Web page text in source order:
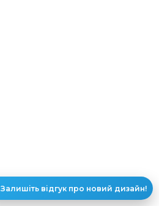
Залишіть відгук про новий дизайн!